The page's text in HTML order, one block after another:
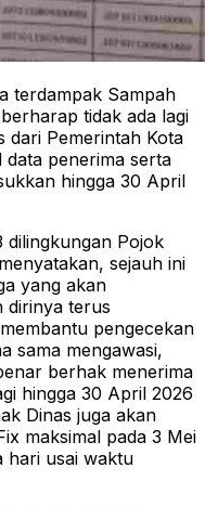
terdampak Sampah
tidak ada lagi
dari Pemerintah Kota
data penerima serta
hingga 30 April
dilingkungan Pojok
sejauh ini
yang akan
dirinya terus
pengecekan
sama mengawasi,
berhak menerima
hingga 30 April 2026
Dinas juga akan
maksimal pada 3 Mei
hari usai waktu